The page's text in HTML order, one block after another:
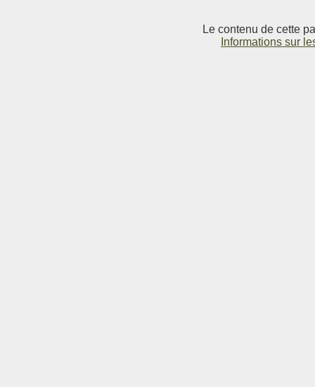
Le contenu de cette
Informations sur